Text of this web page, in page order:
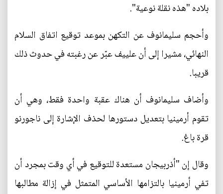
بلاده "هذه نقلة نوعية".
وأحجم سليمانوف عن التكهن بموعد توقيع اتفاق السلام
النهائي، مشيرا إلى أن علييف عبّر عن رغبته في حدوث ذلك
قريبا.
وأضاف سليمانوف أن هناك عقبة واحدة فقط، وهي أن
تقوم أرمينيا بتعديل دستورها لحذف الإشارة إلى ناجورنو
قرة باغ.
وقال إن "أذربيجان مستعدة للتوقيع في أي وقت بمجرد أن
تفي أرمينيا بالتزامها الأساسي المتمثل في إزالة مطالبها